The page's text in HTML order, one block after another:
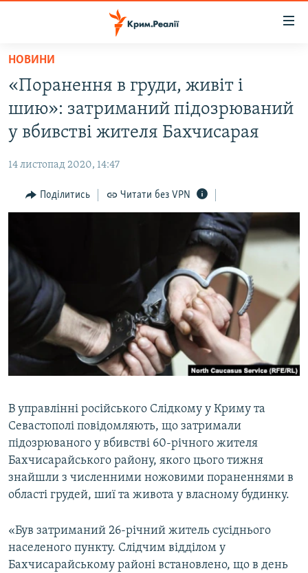
Перейти
основного
матеріалу
Перейти
до
основної
Перейти
до
ВОДА.КРИМ
ВІДЕО ТА ФОТО
БЛОГИ
ПОГЛЯД
ВСЕ ЗА ДЕНЬ
СПЕЦПРОЕКТИ
ДЕПОРТАЦІЯ
ВІДЕОУРОКИ «ELIFBE»
СВІДЧЕННЯ ОКУПАЦІЇ
УКРАЇНСЬКА ПРОБЛЕМА КРИМУ
ЯК ОБІЙТИ БЛОКУВАННЯ
Русский
Qırımtatar
Усі сайти RFE/RL
НОВИНИ
«Поранення в груди, живіт і
шию»: затриманий підозрюваний
у вбивстві жителя Бахчисарая
14 листопад 2020, 14:47
Поділитись Читати без VPN
В управлінні російського Слідкому у Криму та
Севастополі повідомляють, що затримали
підозрюваного у вбивстві 60-річного жителя
Бахчисарайського району, якого цього тижня
знайшли з численними ножовими пораненнями в
області грудей, шиї та живота у власному будинку.
«Був затриманий 26-річний житель сусіднього
населеного пункту. Слідчим відділом у
Бахчисарайському районі встановлено, що в день